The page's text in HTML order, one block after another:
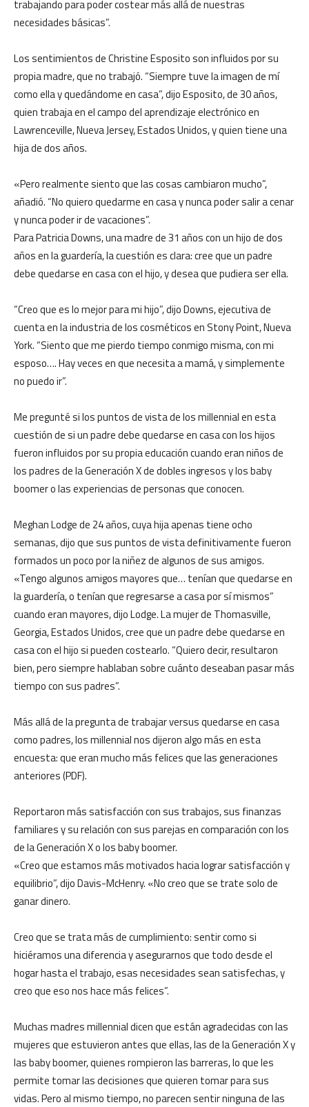
trabajando para poder costear más allá de nuestras
necesidades básicas”.
Los sentimientos de Christine Esposito son influidos por su
propia madre, que no trabajó. “Siempre tuve la imagen de mí
como ella y quedándome en casa”, dijo Esposito, de 30 años,
quien trabaja en el campo del aprendizaje electrónico en
Lawrenceville, Nueva Jersey, Estados Unidos, y quien tiene una
hija de dos años.
«Pero realmente siento que las cosas cambiaron mucho”,
añadió. “No quiero quedarme en casa y nunca poder salir a cenar
y nunca poder ir de vacaciones”.
Para Patricia Downs, una madre de 31 años con un hijo de dos
años en la guardería, la cuestión es clara: cree que un padre
debe quedarse en casa con el hijo, y desea que pudiera ser ella.
“Creo que es lo mejor para mi hijo”, dijo Downs, ejecutiva de
cuenta en la industria de los cosméticos en Stony Point, Nueva
York. “Siento que me pierdo tiempo conmigo misma, con mi
esposo…. Hay veces en que necesita a mamá, y simplemente
no puedo ir”.
Me pregunté si los puntos de vista de los millennial en esta
cuestión de si un padre debe quedarse en casa con los hijos
fueron influidos por su propia educación cuando eran niños de
los padres de la Generación X de dobles ingresos y los baby
boomer o las experiencias de personas que conocen.
Meghan Lodge de 24 años, cuya hija apenas tiene ocho
semanas, dijo que sus puntos de vista definitivamente fueron
formados un poco por la niñez de algunos de sus amigos.
«Tengo algunos amigos mayores que… tenían que quedarse en
la guardería, o tenían que regresarse a casa por sí mismos”
cuando eran mayores, dijo Lodge. La mujer de Thomasville,
Georgia, Estados Unidos, cree que un padre debe quedarse en
casa con el hijo si pueden costearlo. “Quiero decir, resultaron
bien, pero siempre hablaban sobre cuánto deseaban pasar más
tiempo con sus padres”.
Más allá de la pregunta de trabajar versus quedarse en casa
como padres, los millennial nos dijeron algo más en esta
encuesta: que eran mucho más felices que las generaciones
anteriores (PDF).
Reportaron más satisfacción con sus trabajos, sus finanzas
familiares y su relación con sus parejas en comparación con los
de la Generación X o los baby boomer.
«Creo que estamos más motivados hacia lograr satisfacción y
equilibrio”, dijo Davis-McHenry. «No creo que se trate solo de
ganar dinero.
Creo que se trata más de cumplimiento: sentir como si
hiciéramos una diferencia y asegurarnos que todo desde el
hogar hasta el trabajo, esas necesidades sean satisfechas, y
creo que eso nos hace más felices”.
Muchas madres millennial dicen que están agradecidas con las
mujeres que estuvieron antes que ellas, las de la Generación X y
las baby boomer, quienes rompieron las barreras, lo que les
permite tomar las decisiones que quieren tomar para sus
vidas. Pero al mismo tiempo, no parecen sentir ninguna de las